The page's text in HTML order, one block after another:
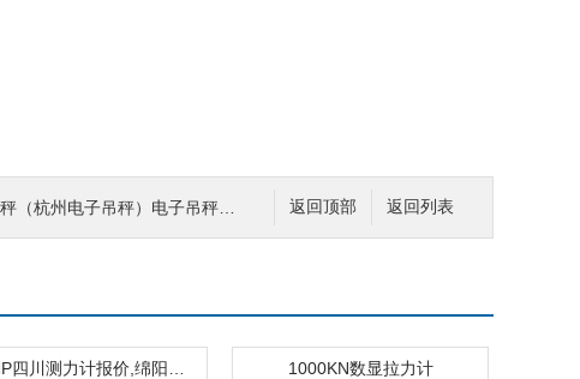
返回列表
返回顶部
（杭州电子吊秤）电子吊秤厂家
1000KN数显拉力计